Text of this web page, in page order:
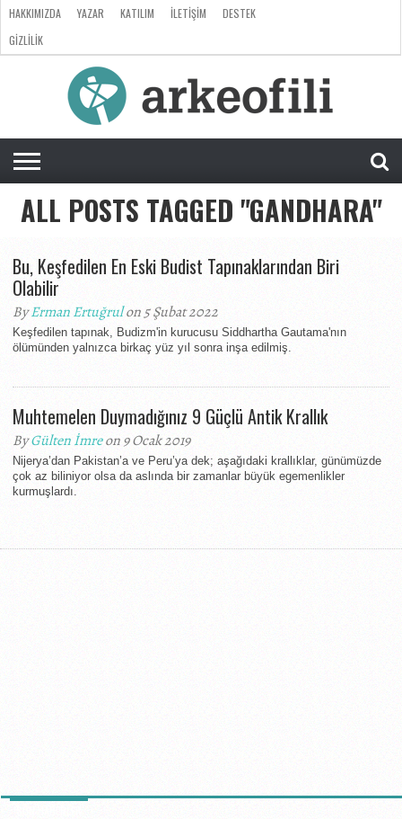
ARKEOLOJI
ANTROPOLOJI
PALEONTOLOJI
EVRIM
DOSYA
CEVAP
RÖPORTAJ
HAKKIMIZDA YAZAR KATILIM İLETIŞIM
DESTEK
GIZLILIK
ALL POSTS TAGGED "GANDHARA"
Bu, Keşfedilen En Eski Budist Tapınaklarından Biri
Olabilir
ByErman Ertuğrulon 5 Şubat 2022
Keşfedilen tapınak, Budizm'in kurucusu Siddhartha Gautama'nın
ölümünden yalnızca birkaç yüz yıl sonra inşa edilmiş.
Muhtemelen Duymadığınız 9 Güçlü Antik Krallık
ByGülten İmreon 9 Ocak 2019
Nijerya’dan Pakistan’a ve Peru’ya dek; aşağıdaki krallıklar, günümüzde
çok az biliniyor olsa da aslında bir zamanlar büyük egemenlikler
kurmuşlardı.